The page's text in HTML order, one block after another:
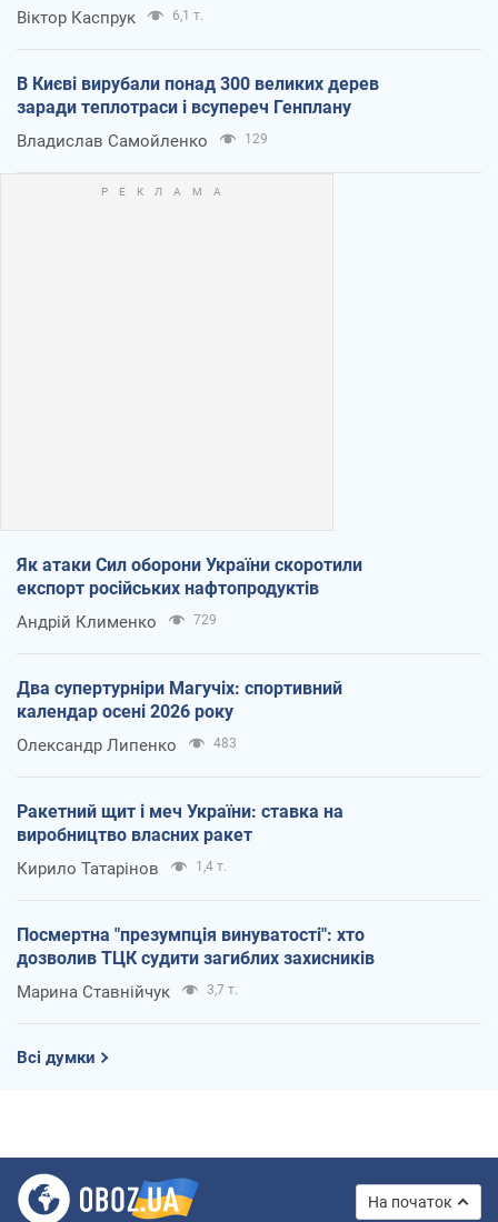
Віктор Каспрук 6,1 т.
В Києві вирубали понад 300 великих дерев
заради теплотраси і всупереч Генплану
Владислав Самойленко 129
Як атаки Сил оборони України скоротили
експорт російських нафтопродуктів
Андрій Клименко 729
Два супертурніри Магучіх: спортивний
календар осені 2026 року
Олександр Липенко 483
Ракетний щит і меч України: ставка на
виробництво власних ракет
Кирило Татарінов 1,4 т.
Посмертна "презумпція винуватості": хто
дозволив ТЦК судити загиблих захисників
Марина Ставнійчук 3,7 т.
Всі думки
На початок